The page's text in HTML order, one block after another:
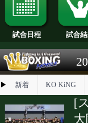
試合日程